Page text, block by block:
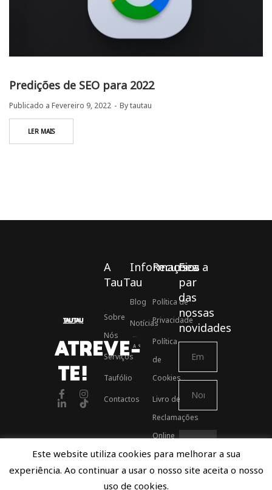
Predições de SEO para 2022
Publicado a Fevereiro 9, 2022 Bytautau
LER MAIS
ATREVE-
TE!
A
TauTau
Sobre
Nós
Serviços
Taufólio
Contactos
Informações
Blog
Notícias
Associados ASSOFT
Recursos
Política de
Privacidade
Política
de
Cookies
Livro de
Reclamações
Online
Fica a
par
das
nossas
novidades
Proudly developed by TauTau Agency © 2021
Este website utiliza cookies para melhorar a sua
experiência. Ao continuar a usar o nosso site aceita o nosso
uso de cookies.